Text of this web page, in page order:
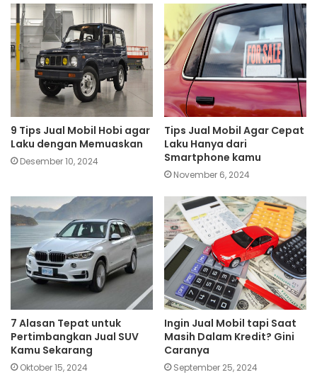
9 Tips Jual Mobil Hobi agar
Laku dengan Memuaskan
Desember 10, 2024
Tips Jual Mobil Agar Cepat
Laku Hanya dari
Smartphone kamu
November 6, 2024
7 Alasan Tepat untuk
Pertimbangkan Jual SUV
Kamu Sekarang
Oktober 15, 2024
Ingin Jual Mobil tapi Saat
Masih Dalam Kredit? Gini
Caranya
September 25, 2024